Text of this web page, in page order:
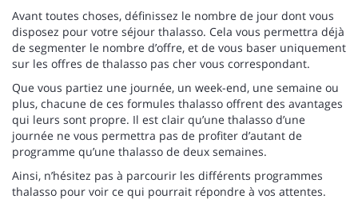
Avant toutes choses, définissez le nombre de jour dont vous
disposez pour votre séjour thalasso. Cela vous permettra déjà
de segmenter le nombre d’offre, et de vous baser uniquement
sur les offres de thalasso pas cher vous correspondant.
Que vous partiez une journée, un week-end, une semaine ou
plus, chacune de ces formules thalasso offrent des avantages
qui leurs sont propre. Il est clair qu’une thalasso d’une
journée ne vous permettra pas de profiter d’autant de
programme qu’une thalasso de deux semaines.
Ainsi, n’hésitez pas à parcourir les différents programmes
thalasso pour voir ce qui pourrait répondre à vos attentes.